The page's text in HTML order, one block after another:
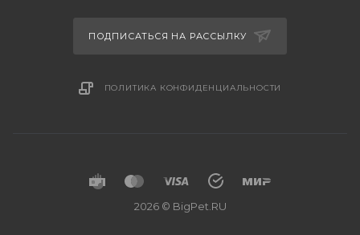
ПОДПИСАТЬСЯ НА РАССЫЛКУ
ПОЛИТИКА КОНФИДЕНЦИАЛЬНОСТИ
2026 © BigPet.RU